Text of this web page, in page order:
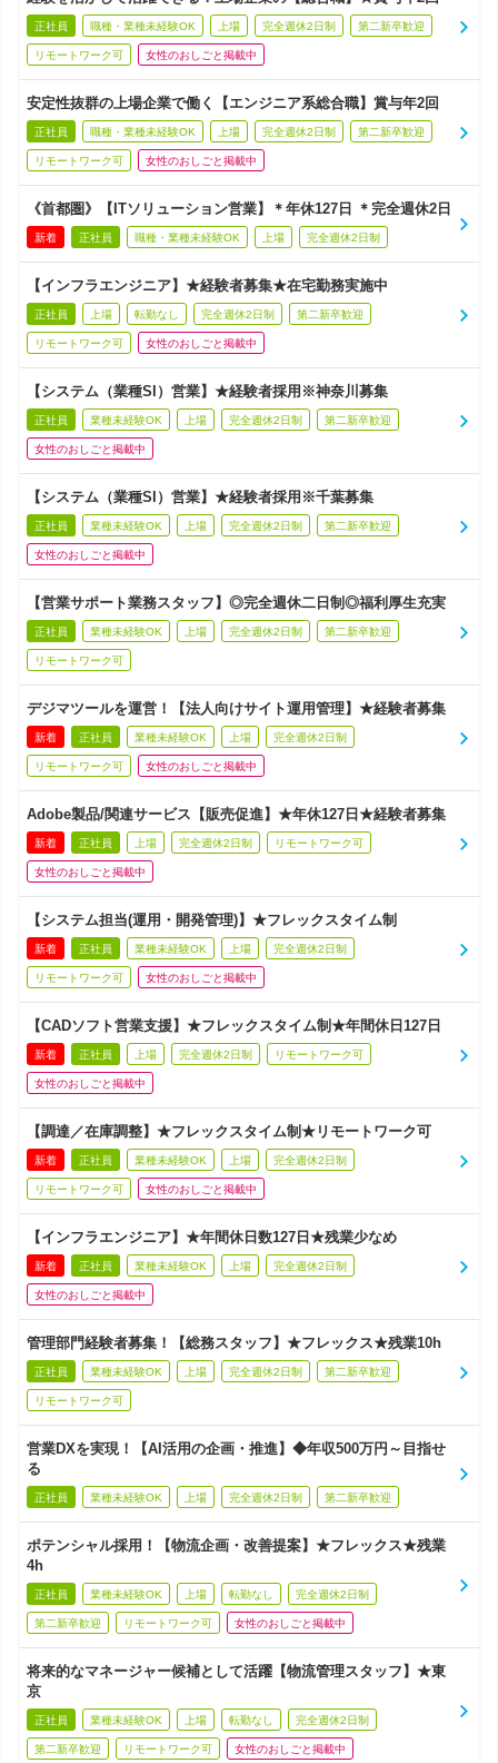
正社員 職種・業種未経験OK 上場 完全週休2日制 第二新卒歓迎
リモートワーク可 女性のおしごと掲載中
安定性抜群の上場企業で働く【エンジニア系総合職】賞与年2回
正社員 職種・業種未経験OK 上場 完全週休2日制 第二新卒歓迎
リモートワーク可 女性のおしごと掲載中
《首都圏》【ITソリューション営業】＊年休127日 ＊完全週休2日
新着 正社員 職種・業種未経験OK 上場 完全週休2日制
【インフラエンジニア】★経験者募集★在宅勤務実施中
正社員 上場 転勤なし 完全週休2日制 第二新卒歓迎
リモートワーク可 女性のおしごと掲載中
【システム（業種SI）営業】★経験者採用※神奈川募集
正社員 業種未経験OK 上場 完全週休2日制 第二新卒歓迎
女性のおしごと掲載中
【システム（業種SI）営業】★経験者採用※千葉募集
正社員 業種未経験OK 上場 完全週休2日制 第二新卒歓迎
女性のおしごと掲載中
【営業サポート業務スタッフ】◎完全週休二日制◎福利厚生充実
正社員 業種未経験OK 上場 完全週休2日制 第二新卒歓迎
リモートワーク可
デジマツールを運営！【法人向けサイト運用管理】★経験者募集
新着 正社員 業種未経験OK 上場 完全週休2日制
リモートワーク可 女性のおしごと掲載中
Adobe製品/関連サービス【販売促進】★年休127日★経験者募集
新着 正社員 上場 完全週休2日制 リモートワーク可
女性のおしごと掲載中
【システム担当(運用・開発管理)】★フレックスタイム制
新着 正社員 業種未経験OK 上場 完全週休2日制
リモートワーク可 女性のおしごと掲載中
【CADソフト営業支援】★フレックスタイム制★年間休日127日
新着 正社員 上場 完全週休2日制 リモートワーク可
女性のおしごと掲載中
【調達／在庫調整】★フレックスタイム制★リモートワーク可
新着 正社員 業種未経験OK 上場 完全週休2日制
リモートワーク可 女性のおしごと掲載中
【インフラエンジニア】★年間休日数127日★残業少なめ
新着 正社員 業種未経験OK 上場 完全週休2日制
女性のおしごと掲載中
管理部門経験者募集！【総務スタッフ】★フレックス★残業10h
正社員 業種未経験OK 上場 完全週休2日制 第二新卒歓迎
リモートワーク可
営業DXを実現！【AI活用の企画・推進】◆年収500万円～目指せ
る
正社員 業種未経験OK 上場 完全週休2日制 第二新卒歓迎
ポテンシャル採用！【物流企画・改善提案】★フレックス★残業
4h
正社員 業種未経験OK 上場 転勤なし 完全週休2日制
第二新卒歓迎 リモートワーク可 女性のおしごと掲載中
将来的なマネージャー候補として活躍【物流管理スタッフ】★東
京
正社員 業種未経験OK 上場 転勤なし 完全週休2日制
第二新卒歓迎 リモートワーク可 女性のおしごと掲載中